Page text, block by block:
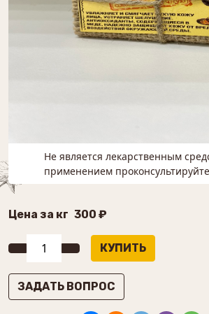
Не является лекарственным
применением
Цена за кг 300 ₽
ЗАДАТЬ ВОПРОС